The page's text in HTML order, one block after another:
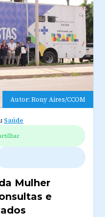
Autor: Rony Aires/CCOM
Saúde
Mulher
e